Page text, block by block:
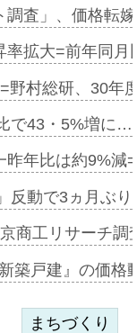
調査」、価格転
率拡大=前年同
野村総研、30年
で43・5%増に…
昨年比は約9%
反動で3ヵ月ぶ
商工リサーチ
築戸建』の価
まちづくり